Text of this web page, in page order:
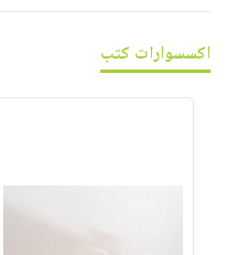
صابون
أطفال
مناسبات
فيديوهات
أسئلة
التسوق
اكسسوارات كتب